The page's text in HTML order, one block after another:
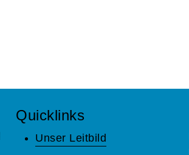
Quicklinks
Unser Leitbild